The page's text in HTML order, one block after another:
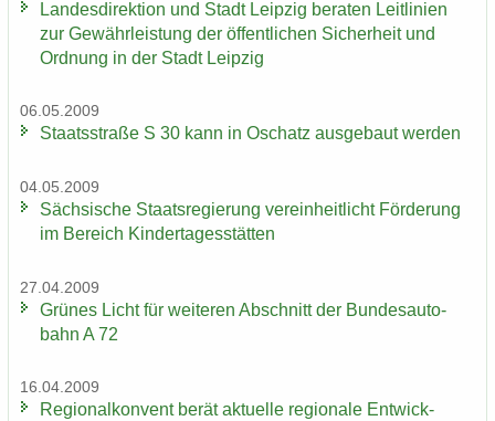
Lan­des­di­rek­ti­on und Stadt Leip­zig be­ra­ten Leit­li­ni­en
zur Ge­währ­leis­tung der öf­fent­li­chen Si­cher­heit und
Ord­nung in der Stadt Leip­zig
06.05.2009
Staats­stra­ße S 30 kann in Oschatz aus­ge­baut wer­den
04.05.2009
Säch­si­sche Staats­re­gie­rung ver­ein­heit­licht För­de­rung
im Be­reich Kin­der­ta­ges­stät­ten
27.04.2009
Grü­nes Licht für wei­te­ren Ab­schnitt der Bun­des­au­to­
bahn A 72
16.04.2009
Re­gio­nal­kon­vent berät ak­tu­el­le re­gio­na­le Ent­wick­